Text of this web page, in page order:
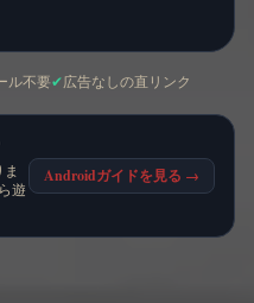
ル不要✔広告なしの直リンク
遊
Androidガイドを見る →